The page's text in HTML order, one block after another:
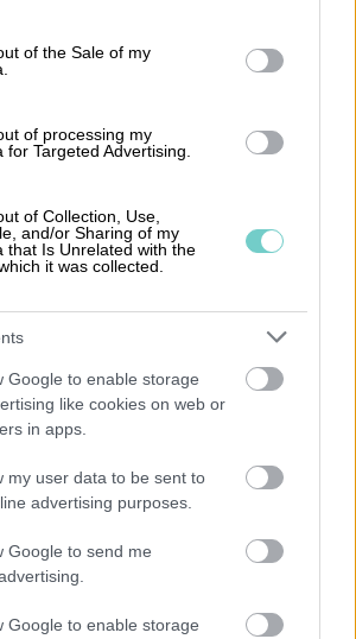
specified purposes in below Google
of the Sale of my
of processing my
for Targeted Advertising.
of Collection, Use,
and/or Sharing of my
that Is Unrelated with the
it was collected.
Google to enable storage
like cookies on web or
in apps.
my user data to be sent to
advertising purposes.
Google to send me
Google to enable storage
exempel är det bra att veta
för företag. Förståelse för
också viktigt för att hantera
förståVad är Kontering?
på rätt sätt.
som ger en översikt över
och resultat. Slutligen är
att förstå
ett system för skatt på arbete
i Sverige.